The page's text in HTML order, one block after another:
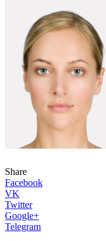
Share
Facebook
VK
Twitter
Google+
Telegram